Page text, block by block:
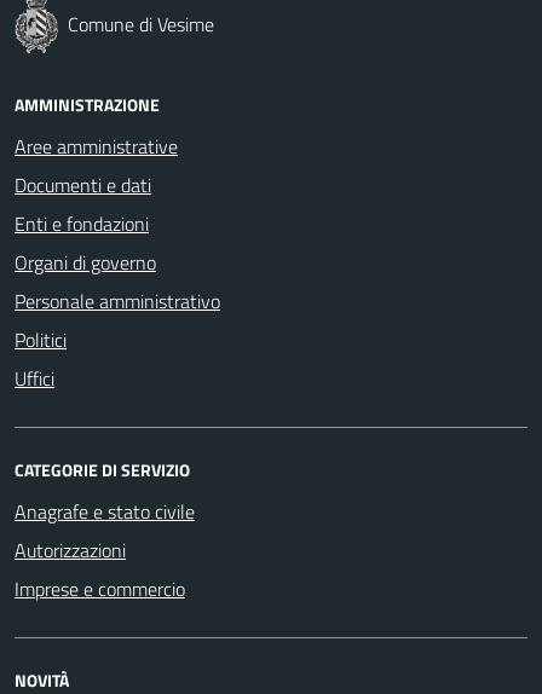
Comune di Vesime
AMMINISTRAZIONE
Aree amministrative
Documenti e dati
Enti e fondazioni
Organi di governo
Personale amministrativo
Politici
Uffici
CATEGORIE DI SERVIZIO
Anagrafe e stato civile
Autorizzazioni
Imprese e commercio
NOVITÀ